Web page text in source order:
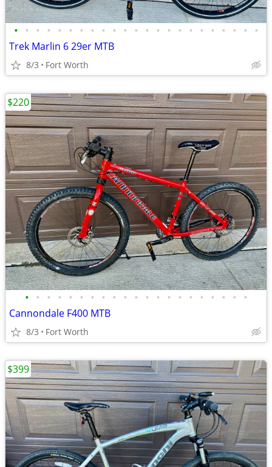
• • • • • • • • • • • • • • • • • • • • • • •
Trek Marlin 6 29er MTB
8/3 Fort Worth
• • • • • • • • • • • • • • • • • • • • •
Cannondale F400 MTB
8/3 Fort Worth
$220
$399